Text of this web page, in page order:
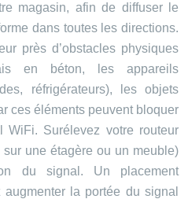
magasin, afin de diffuser le
dans toutes les directions.
près d’obstacles physiques
en béton, les appareils
réfrigérateurs), les objets
ces éléments peuvent bloquer
Surélevez votre routeur
une étagère ou un meuble)
du signal. Un placement
la portée du signal